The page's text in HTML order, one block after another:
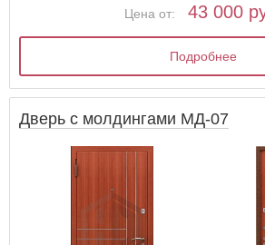
Цена от: 43 000
Подробнее
Дверь с молдингами МД-07